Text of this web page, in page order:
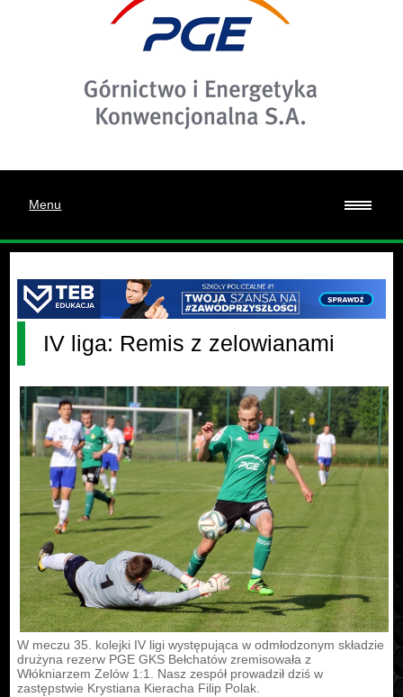
Menu
IV liga: Remis z zelowianami
W meczu 35. kolejki IV ligi występująca w odmłodzonym składzie
drużyna rezerw PGE GKS Bełchatów zremisowała z
Włókniarzem Zelów 1:1. Nasz zespół prowadził dziś w
zastępstwie Krystiana Kieracha Filip Polak.